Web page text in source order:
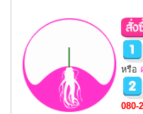
หรือ
080-